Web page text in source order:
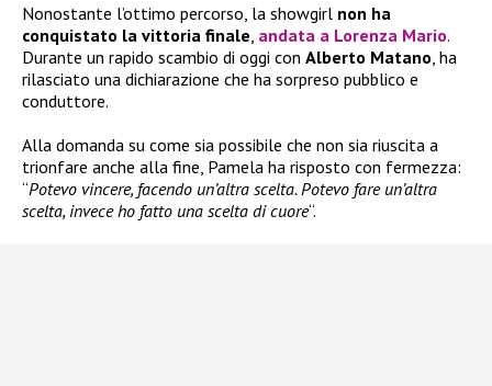
Nonostante l’ottimo percorso, la showgirl non ha
conquistato la vittoria finale andata a Lorenza Mario.
Durante un rapido scambio di oggi con Alberto Matano , ha
rilasciato una dichiarazione che ha sorpreso pubblico e
conduttore.
Alla domanda su come sia possibile che non sia riuscita a
trionfare anche alla fine, Pamela ha risposto con fermezza:
“Potevo vincere, facendo un’altra scelta. Potevo fare un’altra
scelta, invece ho fatto una scelta di cuore“.